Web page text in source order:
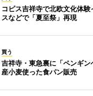
コピス吉祥寺で北欧文化体
スなどで「夏至祭」再現
買う
吉祥寺・東急裏に「ペンギ
産小麦使った食パン販売